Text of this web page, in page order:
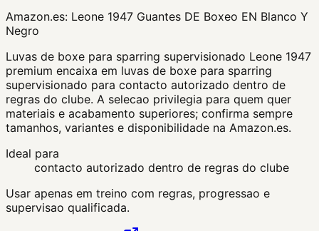
Amazon.es: Leone 1947 Guantes DE Boxeo EN Blanco Y
Negro
Luvas de boxe para sparring supervisionado Leone 1947
premium encaixa em luvas de boxe para sparring
supervisionado para contacto autorizado dentro de
regras do clube. A selecao privilegia para quem quer
materiais e acabamento superiores; confirma sempre
tamanhos, variantes e disponibilidade na Amazon.es.
Ideal para
contacto autorizado dentro de regras do clube
Usar apenas em treino com regras, progressao e
supervisao qualificada.